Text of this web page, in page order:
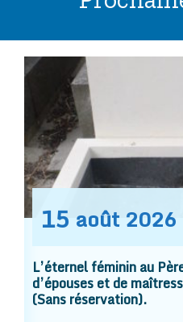
15 août 2026
L’éternel féminin au
d’épouses et de
(Sans réservation).